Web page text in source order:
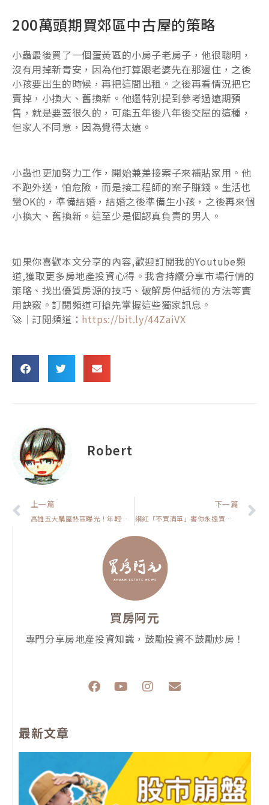
200萬頭期買郊區中古屋的策略
小蟲最後買了一個蛋黃區的小房子老房子，他很聰明，
沒有用掉新青安，因為他打算跟老婆先在那邊住，之後
小孩要出生的時候，再把這間出租。之後再看情況把它
賣掉，小換大、舊換新。他還特別提到參考過遠期預
售，就是要蓋很久的，可能五年後八年後交屋的這種，
但家人不同意，因為覺得太遠。
小蟲也更加努力工作，開始兼差接案子來補貼家用。他
不跑外送，怕危險，而是接工程師的案子賺錢。生活也
蠻OK的，準備結婚，結婚之後準備生小孩，之後再來個
小換大、舊換新。這至少是個認真負責的男人。
如果你喜歡本文分享的內容,歡迎訂閱我的Youtube頻
道,獲取更多房地產投資心得。我會持續分享市場行情的
策略、找出優質房源的技巧、破解房仲話術的方法等實
用訣竅。訂閱頻道可搶先掌握這些獨家訊息。
🚀｜訂閱頻道： https://bit.ly/44ZaiVX
Robert
上一頁
上一篇
高雄五大購屋熱區曝光！年輕人都買哪裡？都怎麼選？【高雄在地人閒聊】
下一篇
網紅「不買清單」害你永遠買不到房？3 個問題立即破解買房困境！【置產客不說的秘密】
買房阿元
專門分享房地產投資知識，鼓勵投資不鼓勵炒房！
F
a
o
Y
e
I
r
m
E
p
最新文章